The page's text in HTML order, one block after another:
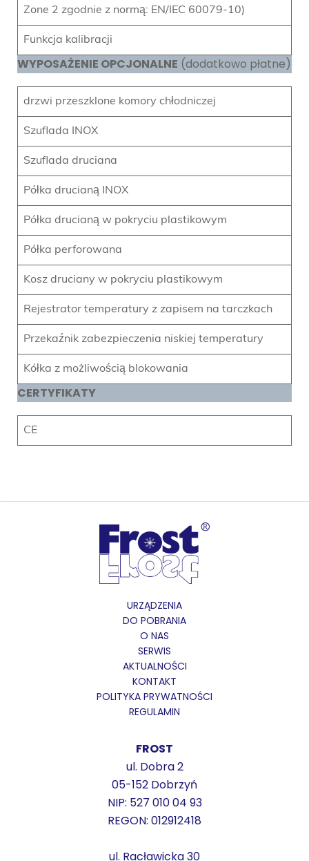
Zone 2 zgodnie z normą: EN/IEC 60079-10)
Funkcja kalibracji
WYPOSAŻENIE OPCJONALNE (dodatkowo płatne)
drzwi przeszklone komory chłodniczej
Szuflada INOX
Szuflada druciana
Półka drucianą INOX
Półka drucianą w pokryciu plastikowym
Półka perforowana
Kosz druciany w pokryciu plastikowym
Rejestrator temperatury z zapisem na tarczkach
Przekaźnik zabezpieczenia niskiej temperatury
Kółka z możliwością blokowania
CERTYFIKATY
CE
URZĄDZENIA
DO POBRANIA
O NAS
SERWIS
AKTUALNOŚCI
KONTAKT
POLITYKA PRYWATNOŚCI
REGULAMIN
FROST
ul. Dobra 2
05-152 Dobrzyń
NIP: 527 010 04 93
REGON: 012912418
ul. Racławicka 30